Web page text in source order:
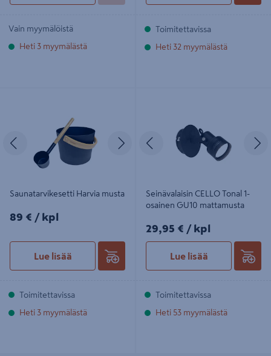
Vain myymälöistä
Heti 3 myymälästä
Toimitettavissa
Heti 32 myymälästä
Edellinen Seuraava
Saunatarvikesetti Harvia musta
89€/kpl
89 € / kpl
Lue lisää
Toimitettavissa
Heti 3 myymälästä
Edellinen
Seinävalaisin CELLO Tonal 1-
osainen GU10 mattamusta
29,95€/kpl
29,95 € / kpl
Lue lisää
Toimitettavissa
Heti 53 myymälästä